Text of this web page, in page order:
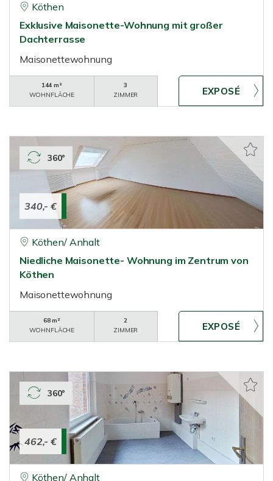
Köthen
Exklusive Maisonette-Wohnung mit großer
Dachterrasse
Maisonettewohnung
144 m²
WOHNFLÄCHE
3
ZIMMER
340,- €
360°
Köthen/ Anhalt
Niedliche Maisonette- Wohnung im Zentrum von
Köthen
Maisonettewohnung
68 m²
WOHNFLÄCHE
2
ZIMMER
462,- €
360°
Köthen/ Anhalt